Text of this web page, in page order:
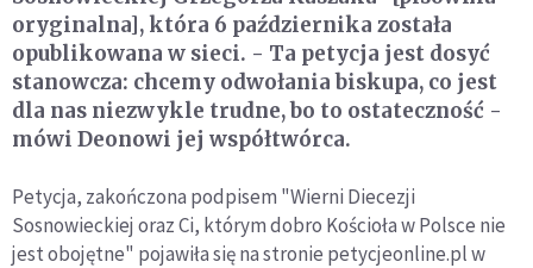
oryginalna], która 6 października została
opublikowana w sieci. - Ta petycja jest dosyć
stanowcza: chcemy odwołania biskupa, co jest
dla nas niezwykle trudne, bo to ostateczność -
mówi Deonowi jej współtwórca.
Petycja, zakończona podpisem "Wierni Diecezji
Sosnowieckiej oraz Ci, którym dobro Kościoła w Polsce nie
jest obojętne" pojawiła się na stronie petycjeonline.pl w